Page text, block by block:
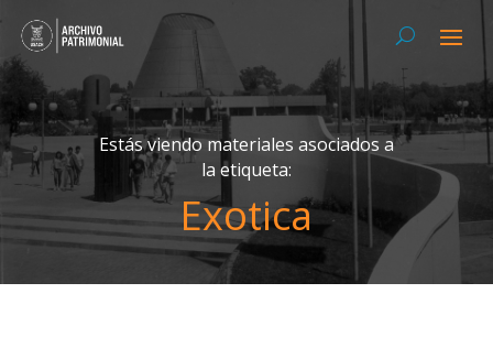
Estás viendo materiales asociados a
la etiqueta:
Exotica